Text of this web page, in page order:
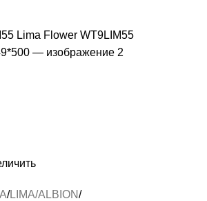
LIMA/ALBION